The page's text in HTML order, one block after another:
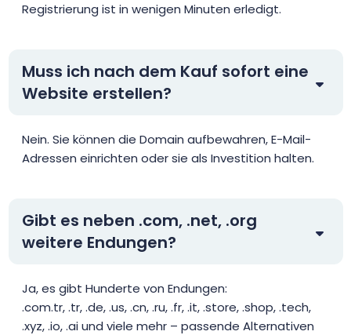
Registrierung ist in wenigen Minuten erledigt.
Muss ich nach dem Kauf sofort eine
Website erstellen?
Nein. Sie können die Domain aufbewahren, E-Mail-
Adressen einrichten oder sie als Investition halten.
Gibt es neben .com, .net, .org
weitere Endungen?
Ja, es gibt Hunderte von Endungen:
.com.tr, .tr, .de, .us, .cn, .ru, .fr, .it, .store, .shop, .tech,
.xyz, .io, .ai und viele mehr – passende Alternativen